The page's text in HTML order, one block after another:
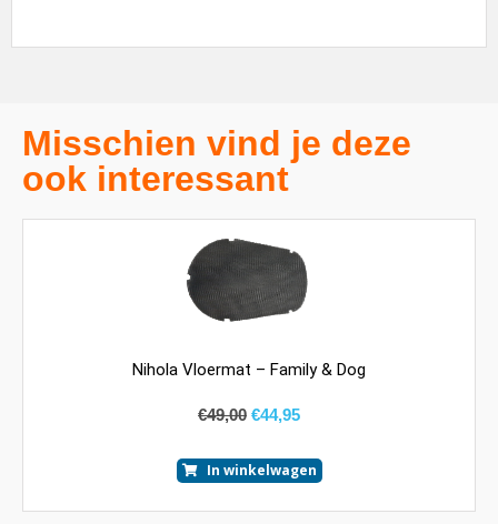
Misschien vind je deze
ook interessant
Nihola Vloermat – Family & Dog
€49,00 €44,95
In winkelwagen